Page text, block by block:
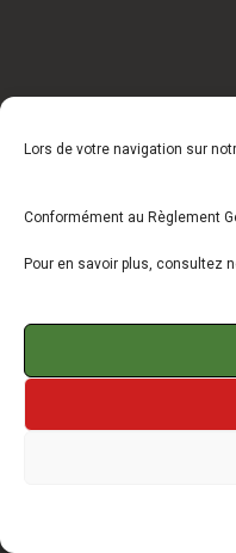
Lors de votre navigation sur
Conformément au Règlement
Pour en savoir plus, consultez